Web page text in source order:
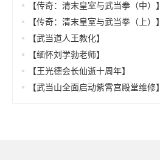
【传奇：清末皇室与武当拳（中）】
【传奇：清末皇室与武当拳（上）】
【武当道人王教化】
【缅怀刘学勃老师】
【王光德会长仙逝十周年】
【武当山全面启动紫霄宫殿堂维修】